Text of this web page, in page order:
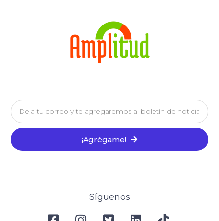
¡Agrégame!
Síguenos